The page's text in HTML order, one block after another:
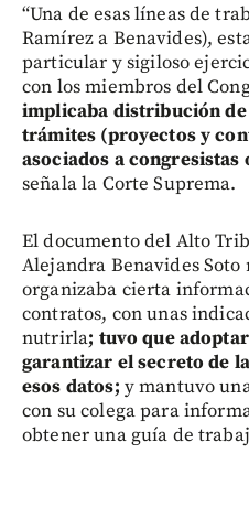
“Una de esas líneas de
Ramírez a Benavides),
particular y sigiloso
con los miembros del
implicaba distribución
trámites (proyectos y
asociados a congresistas
señala la Corte Suprema.
El documento del Alto
Alejandra Benavides
organizaba cierta
contratos, con unas
nutrirla; tuvo que
garantizar el secreto de
esos datos; y mantuvo
con su colega para
obtener una guía de